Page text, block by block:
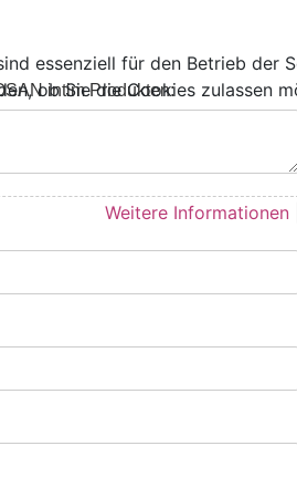
intim Produkten:
essenziell für den Betrieb
ob Sie die Cookies zulassen
Weitere Informationen